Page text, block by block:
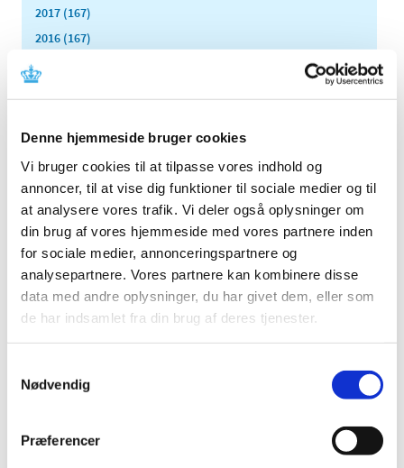
Denne hjemmeside bruger cookies
Vi bruger cookies til at tilpasse vores indhold og
annoncer, til at vise dig funktioner til sociale medier og til
at analysere vores trafik. Vi deler også oplysninger om
din brug af vores hjemmeside med vores partnere inden
for sociale medier, annonceringspartnere og
analysepartnere. Vores partnere kan kombinere disse
data med andre oplysninger, du har givet dem, eller som
de har indsamlet fra din brug af deres tjenester.
Nødvendig
Præferencer
2017 (167)
2016 (167)
2014 (44)
2012 (44)
2011 (13)
november (1)
oktober (2)
september (2)
august (2)
juli (1)
juni (1)
maj (2)
januar (1)
2008 (8)